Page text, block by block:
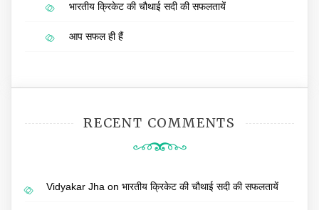
भारतीय क्रिकेट की चौथाई सदी की सफलतायें
आप सफल ही हैं
RECENT COMMENTS
Vidyakar Jha on भारतीय क्रिकेट की चौथाई सदी की सफलतायें